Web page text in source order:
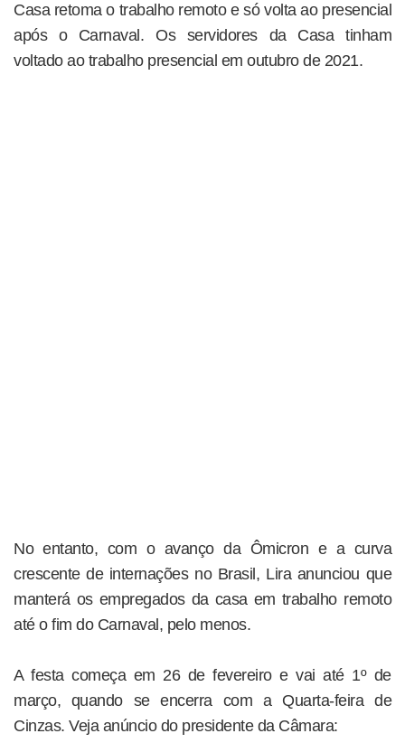
Casa retoma o trabalho remoto e só volta ao presencial
após o Carnaval. Os servidores da Casa tinham
voltado ao trabalho presencial em outubro de 2021.
No entanto, com o avanço da Ômicron e a curva
crescente de internações no Brasil, Lira anunciou que
manterá os empregados da casa em trabalho remoto
até o fim do Carnaval, pelo menos.
A festa começa em 26 de fevereiro e vai até 1º de
março, quando se encerra com a Quarta-feira de
Cinzas. Veja anúncio do presidente da Câmara: